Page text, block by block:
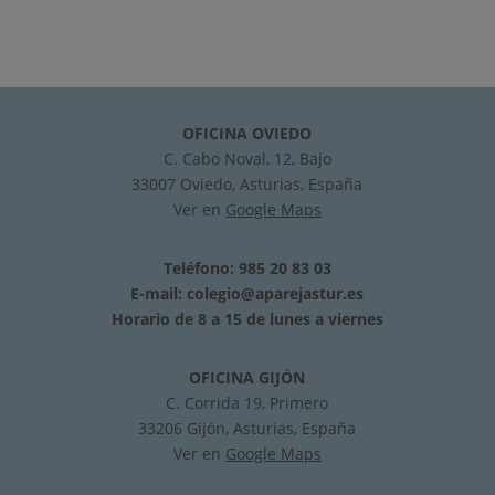
OFICINA OVIEDO
C. Cabo Noval, 12, Bajo
33007 Oviedo, Asturias, España
Ver en Google Maps
Teléfono: 985 20 83 03
E-mail: colegio@aparejastur.es
Horario de 8 a 15 de lunes a viernes
OFICINA GIJÓN
C. Corrida 19, Primero
33206 Gijón, Asturias, España
Ver en Google Maps